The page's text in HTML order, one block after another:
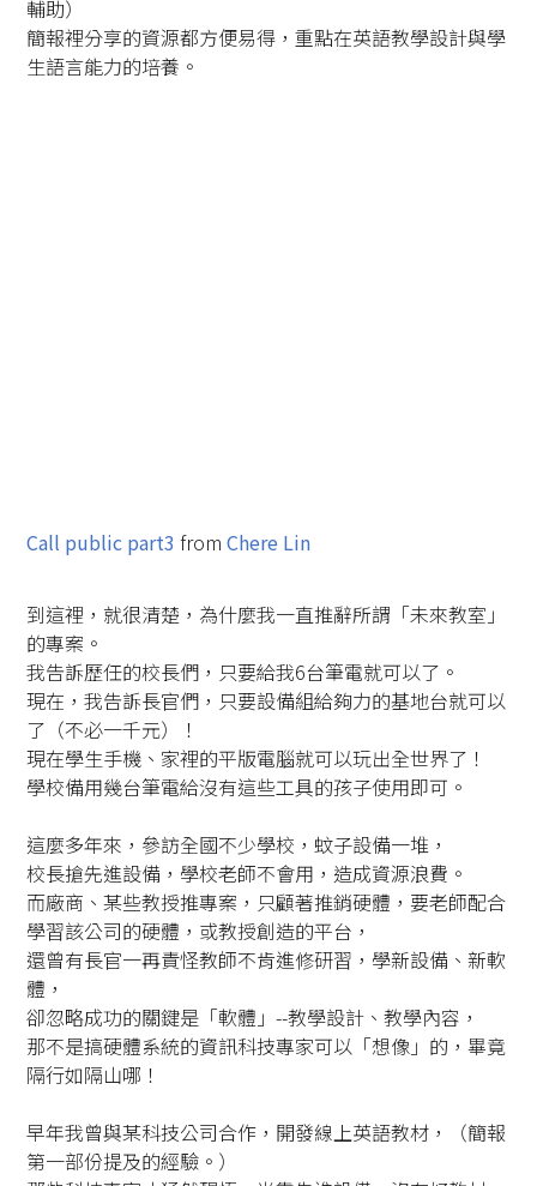
輔助）
簡報裡分享的資源都方便易得，重點在英語教學設計與學
生語言能力的培養。
Call public part3 from Chere Lin
到這裡，就很清楚，為什麼我一直推辭所謂「未來教室」
的專案。
我告訴歷任的校長們，只要給我6台筆電就可以了。
現在，我告訴長官們，只要設備組給夠力的基地台就可以
了（不必一千元）！
現在學生手機、家裡的平版電腦就可以玩出全世界了！
學校備用幾台筆電給沒有這些工具的孩子使用即可。
這麼多年來，參訪全國不少學校，蚊子設備一堆，
校長搶先進設備，學校老師不會用，造成資源浪費。
而廠商、某些教授推專案，只顧著推銷硬體，要老師配合
學習該公司的硬體，或教授創造的平台，
還曾有長官一再責怪教師不肯進修研習，學新設備、新軟
體，
卻忽略成功的關鍵是「軟體」--教學設計、教學內容，
那不是搞硬體系統的資訊科技專家可以「想像」的，畢竟
隔行如隔山哪！
早年我曾與某科技公司合作，開發線上英語教材，（簡報
第一部份提及的經驗。）